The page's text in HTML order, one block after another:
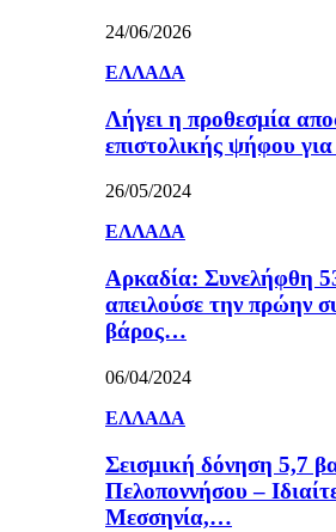
24/06/2026
ΕΛΛΑΔΑ
Λήγει η προθεσμία
επιστολικής ψήφου
26/05/2024
ΕΛΛΑΔΑ
Αρκαδία: Συνελήφθη
απειλούσε την πρώην
βάρος…
06/04/2024
ΕΛΛΑΔΑ
Σεισμική δόνηση 5,7
Πελοποννήσου –
Μεσσηνία,…